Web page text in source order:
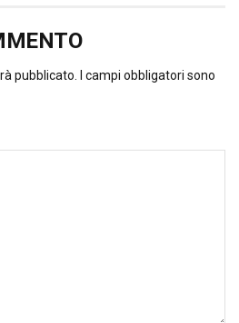
pubblicato.
I campi obbligatori sono